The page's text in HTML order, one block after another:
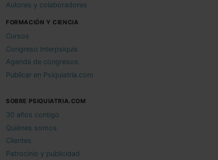
Autores y colaboradores
FORMACIÓN Y CIENCIA
Cursos
Congreso Interpsiquis
Agenda de congresos
Publicar en Psiquiatria.com
SOBRE PSIQUIATRIA.COM
30 años contigo
Quiénes somos
Clientes
Patrocinio y publicidad